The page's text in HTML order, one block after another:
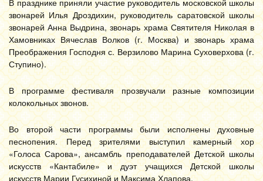
В празднике приняли участие руководитель московской школы
звонарей Илья Дроздихин, руководитель саратовской школы
звонарей Анна Выдрина, звонарь храма Святителя Николая в
Хамовниках Вячеслав Волков (г. Москва) и звонарь храма
Преображения Господня с. Верзилово Марина Суховерхова (г.
Ступино).
В программе фестиваля прозвучали разные композиции
колокольных звонов.
Во второй части программы были исполнены духовные
песнопения. Перед зрителями выступил камерный хор
«Голоса Сарова», ансамбль преподавателей Детской школы
искусств «Кантабиле» и дуэт учащихся Детской школы
искусств Марии Гусихиной и Максима Хлапова.